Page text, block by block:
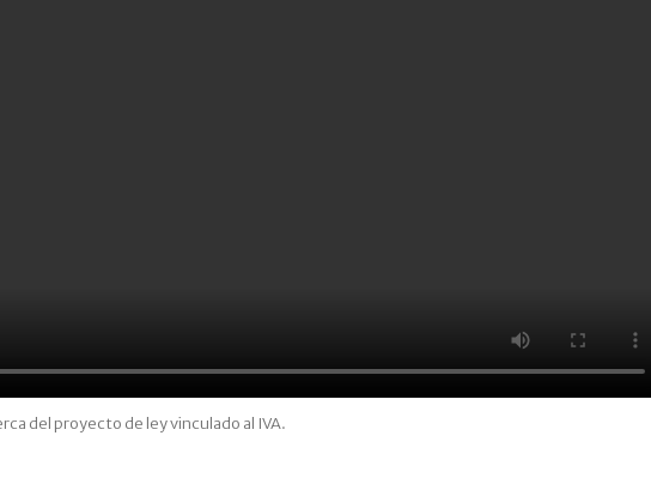
del proyecto de ley vinculado al IVA.